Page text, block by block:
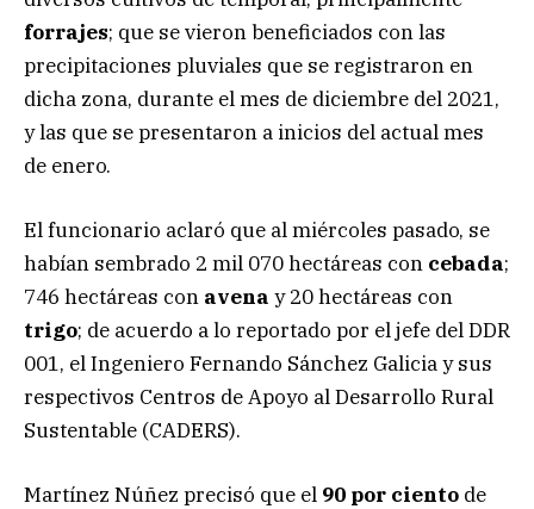
forrajes; que se vieron beneficiados con las
precipitaciones pluviales que se registraron en
dicha zona, durante el mes de diciembre del 2021,
y las que se presentaron a inicios del actual mes
de enero.
El funcionario aclaró que al miércoles pasado, se
habían sembrado 2 mil 070 hectáreas con cebada;
746 hectáreas con avena y 20 hectáreas con
trigo; de acuerdo a lo reportado por el jefe del DDR
001, el Ingeniero Fernando Sánchez Galicia y sus
respectivos Centros de Apoyo al Desarrollo Rural
Sustentable (CADERS).
Martínez Núñez precisó que el 90 por ciento de